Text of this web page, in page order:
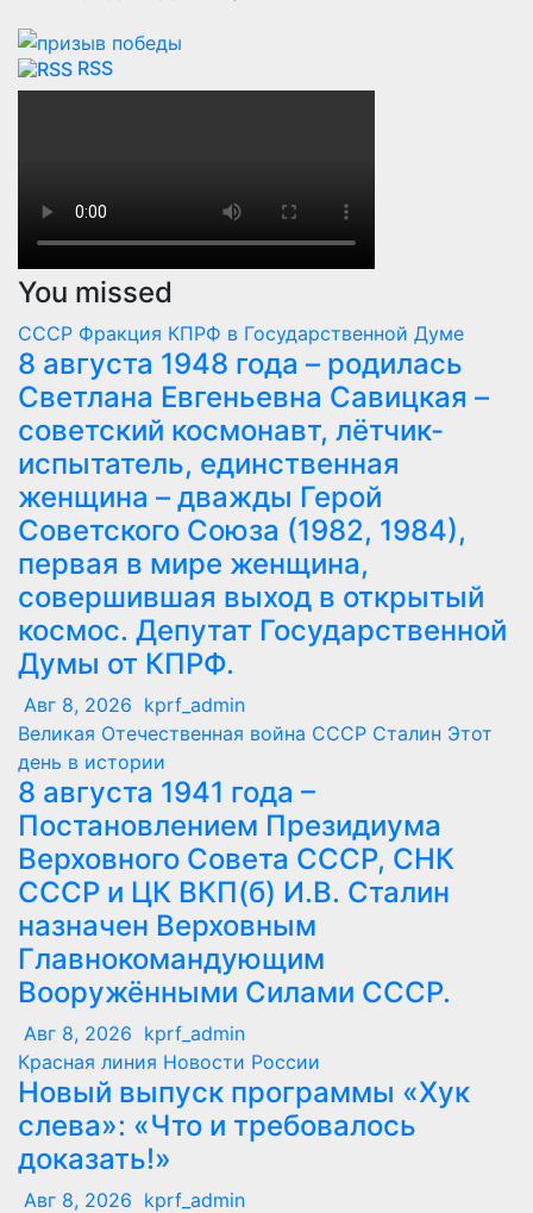
RSS
You missed
СССР Фракция КПРФ в Государственной Думе
8 августа 1948 года – родилась
Светлана Евгеньевна Савицкая –
советский космонавт, лётчик-
испытатель, единственная
женщина – дважды Герой
Советского Союза (1982, 1984),
первая в мире женщина,
совершившая выход в открытый
космос. Депутат Государственной
Думы от КПРФ.
Авг 8, 2026 kprf_admin
Великая Отечественная война СССР Сталин Этот
день в истории
8 августа 1941 года –
Постановлением Президиума
Верховного Совета СССР, СНК
СССР и ЦК ВКП(б) И.В. Сталин
назначен Верховным
Главнокомандующим
Вооружёнными Силами СССР.
Авг 8, 2026 kprf_admin
Красная линия Новости России
Новый выпуск программы «Хук
слева»: «Что и требовалось
доказать!»
Авг 8, 2026 kprf_admin